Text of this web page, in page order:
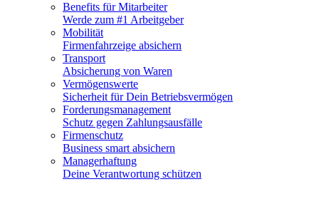
Benefits für Mitarbeiter
Werde zum #1 Arbeitgeber
Mobilität
Firmenfahrzeige absichern
Transport
Absicherung von Waren
Vermögenswerte
Sicherheit für Dein Betriebsvermögen
Forderungsmanagement
Schutz gegen Zahlungsausfälle
Firmenschutz
Business smart absichern
Managerhaftung
Deine Verantwortung schützen